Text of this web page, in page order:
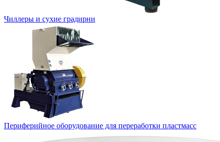
Чиллеры и сухие градирни
Периферийное оборудование для переработки пластмасс